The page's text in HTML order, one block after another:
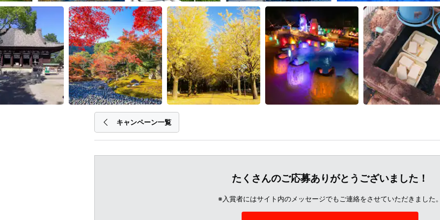
キャンペーン一覧
たくさんのご応募ありがとうございました！
※入賞者にはサイト内のメッセージでもご連絡をさせていただきました